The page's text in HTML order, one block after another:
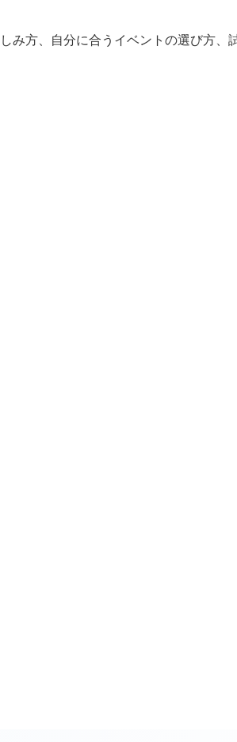
方、自分に合うイベントの選び方、